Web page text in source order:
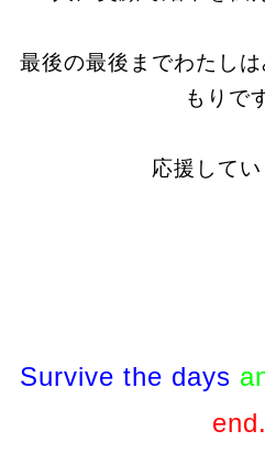
最後の最後までわたし
もりで
応援してい
Survive the days
end.